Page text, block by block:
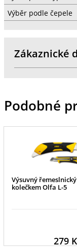
Výběr podle čepele
Zákaznické
Podobné
Výsuvný
kolečkem Olfa L-5
279